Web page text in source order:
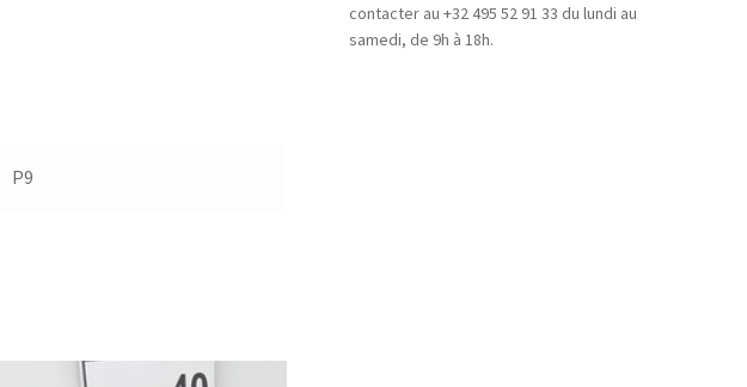
P9
contacter au +32 495 52 91 33 du lundi au
samedi, de 9h à 18h.